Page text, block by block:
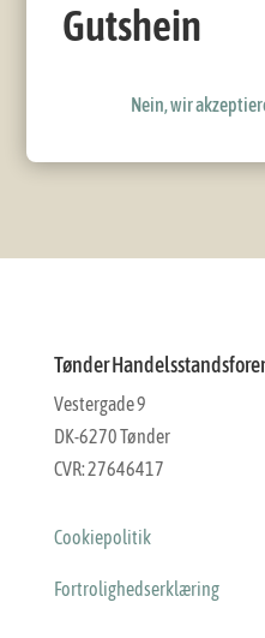
Gutshein
Nein, wir
Tønder
Vestergade 9
DK-6270 Tønder
CVR: 27646417
Cookiepolitik
Fortrolighedserklæring